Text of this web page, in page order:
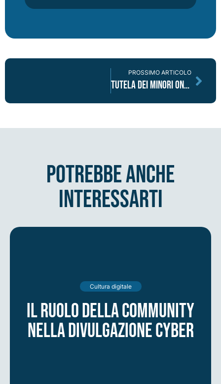
PROSSIMO ARTICOLO
Tutela dei minori online: Pornhub come caso di scuola?
potrebbe anche
interessarti
Cultura digitale
Il ruolo della community
nella divulgazione cyber